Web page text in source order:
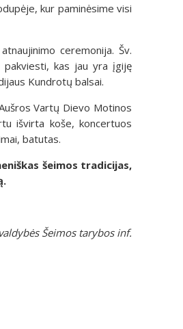
kur paminėsime visi
ceremonija. Šv.
pakviesti, kas jau yra įgiję
Kundrotų balsai.
Vartų Dievo Motinos
išvirta koše, koncertuos
batutas.
šeimos tradicijas,
Šeimos tarybos inf.